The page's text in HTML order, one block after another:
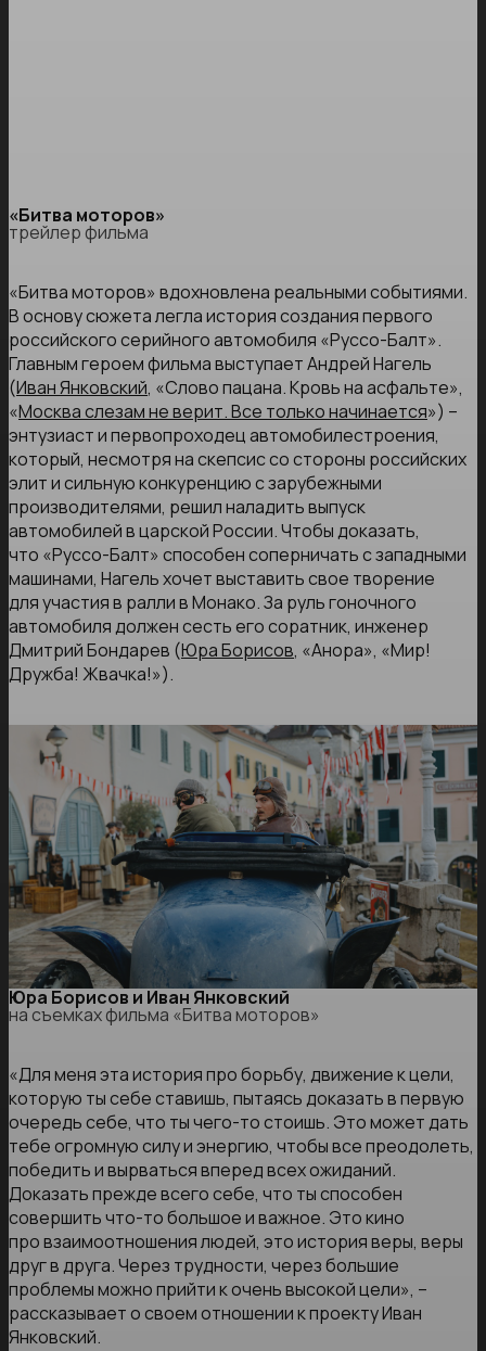
«Битва моторов»
трейлер фильма
«Битва моторов» вдохновлена реальными событиями.
В основу сюжета легла история создания первого
российского серийного автомобиля «Руссо-Балт».
Главным героем фильма выступает Андрей Нагель
(Иван Янковский, «Слово пацана. Кровь на асфальте»,
«Москва слезам не верит. Все только начинается») –
энтузиаст и первопроходец автомобилестроения,
который, несмотря на скепсис со стороны российских
элит и сильную конкуренцию с зарубежными
производителями, решил наладить выпуск
автомобилей в царской России. Чтобы доказать,
что «Руссо-Балт» способен соперничать с западными
машинами, Нагель хочет выставить свое творение
для участия в ралли в Монако. За руль гоночного
автомобиля должен сесть его соратник, инженер
Дмитрий Бондарев (Юра Борисов, «Анора», «Мир!
Дружба! Жвачка!»).
Юра Борисов и Иван Янковский
на съемках фильма «Битва моторов»
«Для меня эта история про борьбу, движение к цели,
которую ты себе ставишь, пытаясь доказать в первую
очередь себе, что ты чего-то стоишь. Это может дать
тебе огромную силу и энергию, чтобы все преодолеть,
победить и вырваться вперед всех ожиданий.
Доказать прежде всего себе, что ты способен
совершить что-то большое и важное. Это кино
про взаимоотношения людей, это история веры, веры
друг в друга. Через трудности, через большие
проблемы можно прийти к очень высокой цели», –
рассказывает о своем отношении к проекту Иван
Янковский.